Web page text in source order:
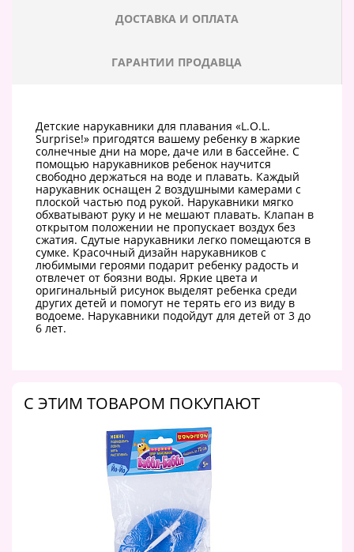
ДОСТАВКА И ОПЛАТА
ГАРАНТИИ ПРОДАВЦА
Детские нарукавники для плавания «L.O.L.
Surprise!» пригодятся вашему ребенку в жаркие
солнечные дни на море, даче или в бассейне. С
помощью нарукавников ребенок научится
свободно держаться на воде и плавать. Каждый
нарукавник оснащен 2 воздушными камерами с
плоской частью под рукой. Нарукавники мягко
обхватывают руку и не мешают плавать. Клапан в
открытом положении не пропускает воздух без
сжатия. Сдутые нарукавники легко помещаются в
сумке. Красочный дизайн нарукавников с
любимыми героями подарит ребенку радость и
отвлечет от боязни воды. Яркие цвета и
оригинальный рисунок выделят ребенка среди
других детей и помогут не терять его из виду в
водоеме. Нарукавники подойдут для детей от 3 до
6 лет.
C ЭТИМ ТОВАРОМ ПОКУПАЮТ